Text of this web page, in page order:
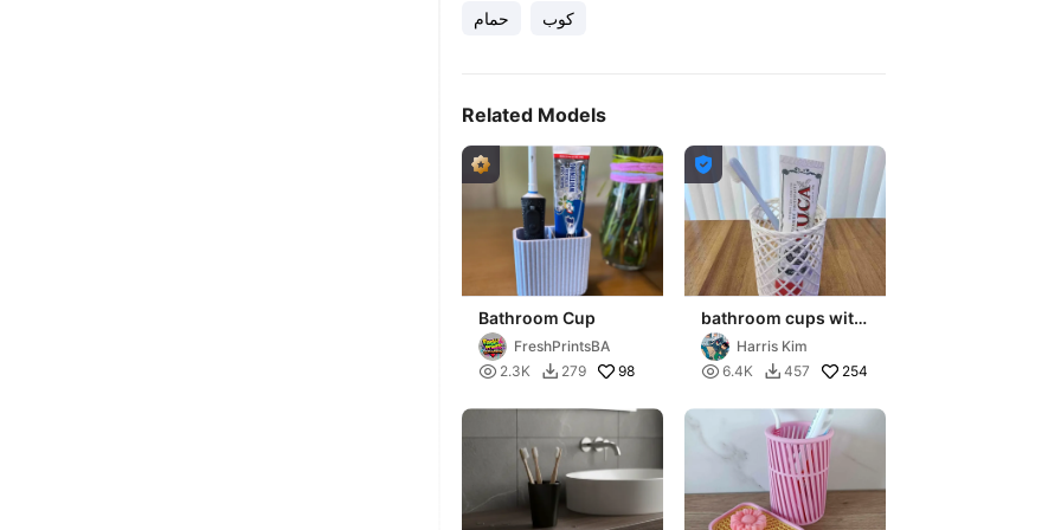
حمام كوب
Related Models
Bathroom Cup
FreshPrintsBA
 2.3K  279 98

bathroom cups with
a smart drainage
system.Harris Kim
 6.4K  457 254